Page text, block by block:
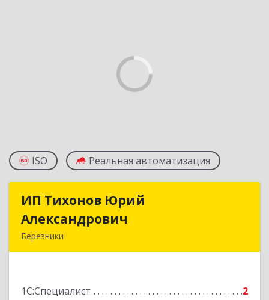
ISO Реальная автоматизация
ИП Тихонов Юрий
Александрович
Березники
1С:Специалист 2
ИП Тихонов Юрий
Подробнее